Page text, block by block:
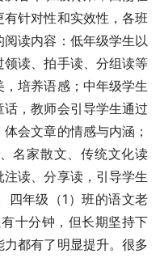
针对性和实效性，各班
读内容：低年级学生以
读、拍手读、分组读等
培养语感；中年级学生
，教师会引导学生通过
会文章的情感与内涵；
名家散文、传统文化读
读、分享读，引导学生
四年级（1）班的语文老
十分钟，但长期坚持下
都有了明显提升。很多